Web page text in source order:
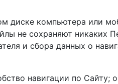
диске компьютера или
не сохраняют никаких
и сбора данных о
навигации по Сайту;